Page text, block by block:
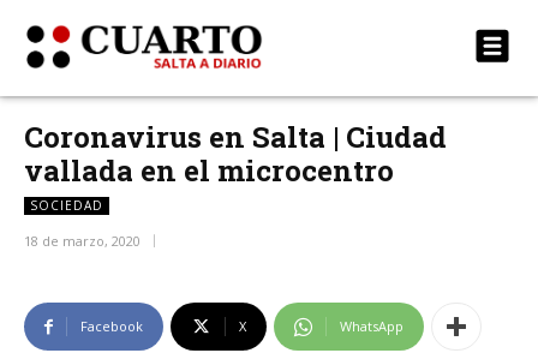
Coronavirus en Salta | Ciudad
vallada en el microcentro
SOCIEDAD
18 de marzo, 2020
Facebook X WhatsApp